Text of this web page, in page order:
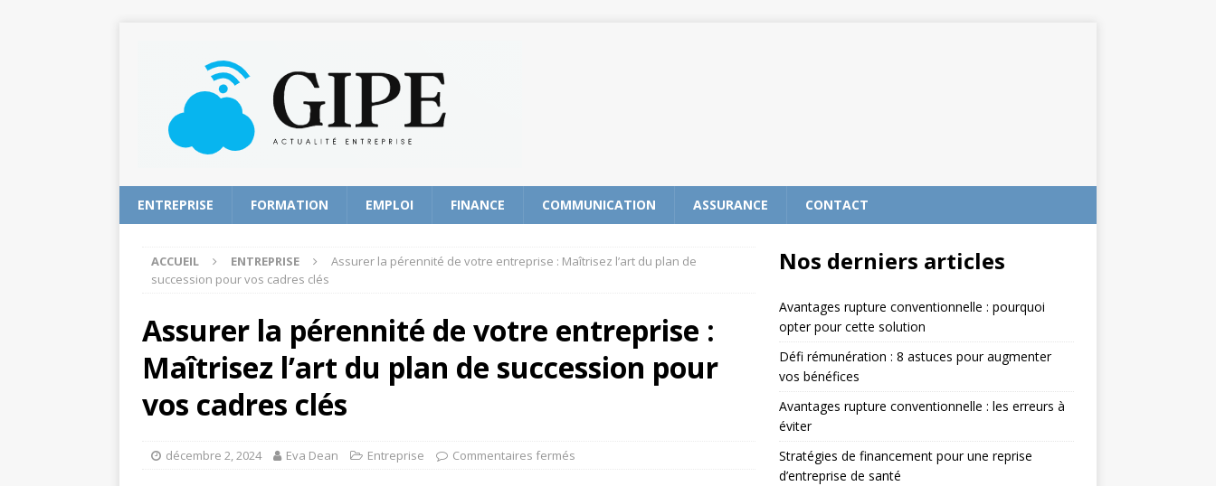
ENTREPRISE FORMATION EMPLOI FINANCE COMMUNICATION ASSURANCE CONTACT
ACCUEIL ENTREPRISE
Assurer la pérennité de votre entreprise : Maîtrisez l’art du plan de
succession pour vos cadres clés
Assurer la pérennité de votre entreprise :
Maîtrisez l’art du plan de succession pour
vos cadres clés
décembre 2, 2024 Eva Dean Entreprise Commentaires fermés
Nos derniers articles
Avantages rupture conventionnelle : pourquoi
opter pour cette solution
Défi rémunération : 8 astuces pour augmenter
vos bénéfices
Avantages rupture conventionnelle : les erreurs à
éviter
Stratégies de financement pour une reprise
d’entreprise de santé